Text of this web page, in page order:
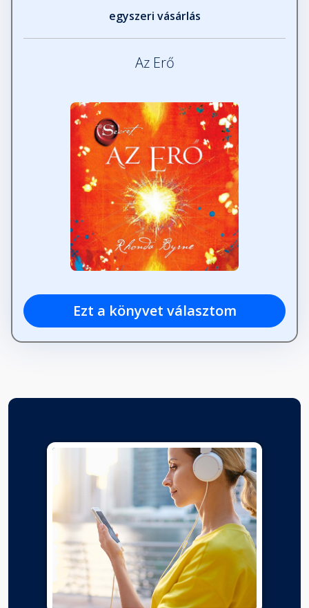
egyszeri vásárlás
Az Erő
Ezt a könyvet választom